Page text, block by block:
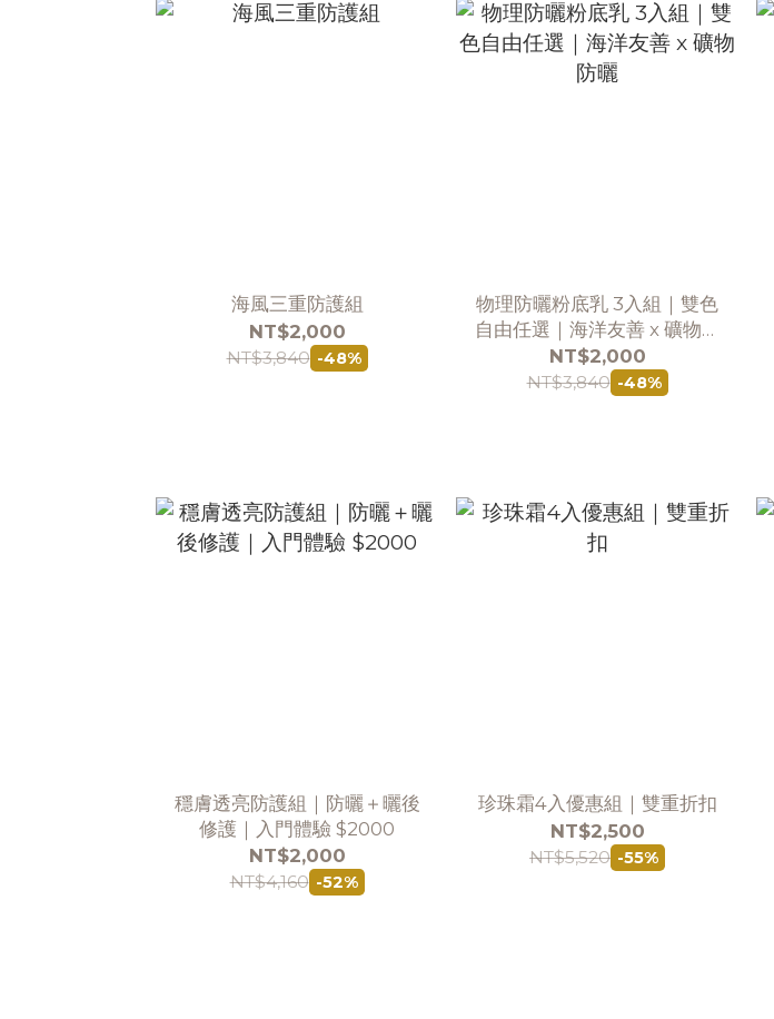
海風三重防護組
NT$2,000
NT$3,840 -48%
物理防曬粉底乳 3入組｜雙色
自由任選｜海洋友善 x 礦物防
曬
NT$2,000
NT$3,840 -48%
穩膚透亮防護組｜防曬＋曬後
修護｜入門體驗 $2000
NT$2,000
NT$4,160 -52%
珍珠霜4入優惠組｜雙重折扣
NT$2,500
NT$5,520 -55%